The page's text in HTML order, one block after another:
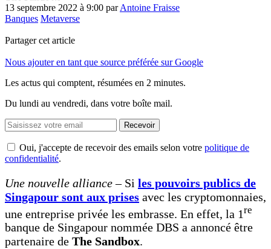
13 septembre 2022 à 9:00 parAntoine Fraisse
Banques Metaverse
Partager cet article
Nous ajouter en tant que source préférée sur Google
Les actus qui comptent, résumées en 2 minutes.
Du lundi au vendredi, dans votre boîte mail.
Recevoir
Oui, j'accepte de recevoir des emails selon votre politique de
confidentialité.
Une nouvelle alliance – Si les pouvoirs publics de
Singapour sont aux prises avec les cryptomonnaies,
une entreprise privée les embrasse. En effet, la 1re
banque de Singapour nommée DBS a annoncé être
partenaire de The Sandbox.